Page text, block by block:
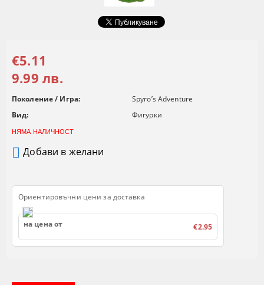
€5.11
9.99 лв.
Поколение / Игра:
Spyro’s Adventure
Вид:
Фигурки
НЯМА НАЛИЧНОСТ
Добави в желани
Ориентировъчни цени за доставка
на цена от €2.95